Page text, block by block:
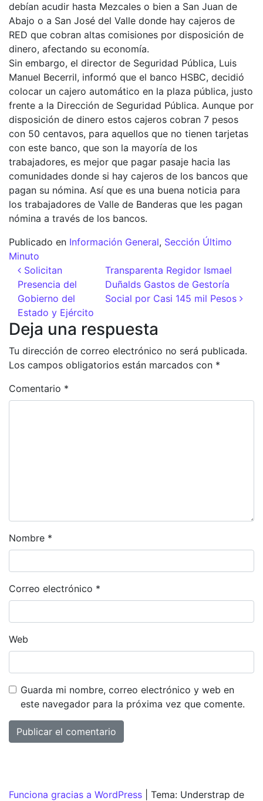
debían acudir hasta Mezcales o bien a San Juan de
Abajo o a San José del Valle donde hay cajeros de
RED que cobran altas comisiones por disposición de
dinero, afectando su economía.
Sin embargo, el director de Seguridad Pública, Luis
Manuel Becerril, informó que el banco HSBC, decidió
colocar un cajero automático en la plaza pública, justo
frente a la Dirección de Seguridad Pública. Aunque por
disposición de dinero estos cajeros cobran 7 pesos
con 50 centavos, para aquellos que no tienen tarjetas
con este banco, que son la mayoría de los
trabajadores, es mejor que pagar pasaje hacia las
comunidades donde si hay cajeros de los bancos que
pagan su nómina. Así que es una buena noticia para
los trabajadores de Valle de Banderas que les pagan
nómina a través de los bancos.
Publicado en Información General, Sección Último
Minuto
Navegación de entradas
Solicitan
Presencia del
Gobierno del
Estado y Ejército
Transparenta Regidor Ismael
Duñalds Gastos de Gestoría
Social por Casi 145 mil Pesos
Deja una respuesta
Tu dirección de correo electrónico no será publicada.
Los campos obligatorios están marcados con *
Comentario *
Nombre *
Correo electrónico *
Web
Guarda mi nombre, correo electrónico y web en
este navegador para la próxima vez que comente.
Funciona gracias a WordPress Tema: Understrap de